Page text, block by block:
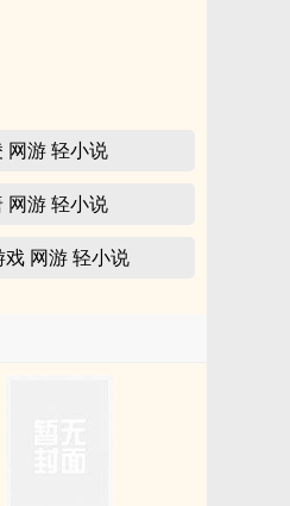
网游 轻小说
网游 轻小说
戏 网游 轻小说